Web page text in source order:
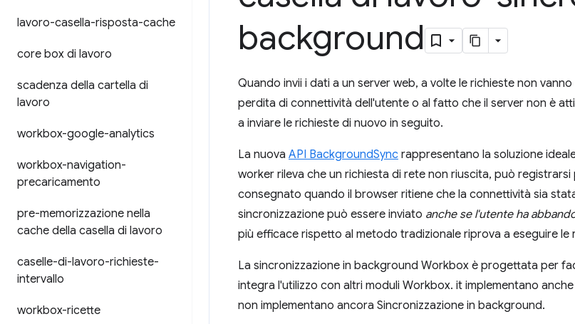
lavoro-casella-risposta-cache
core box di lavoro
scadenza della cartella di
lavoro
workbox-google-analytics
workbox-navigation-
precaricamento
pre-memorizzazione nella
cache della casella di lavoro
caselle-di-lavoro-richieste-
intervallo
workbox-ricette
background
Quando invii i dati a un server web, a volte le richieste non
perdita di connettività dell'utente o al fatto che il server non è
a inviare le richieste di nuovo in seguito.
La nuova API BackgroundSync rappresentano la soluzione
worker rileva che un richiesta di rete non riuscita, può
consegnato quando il browser ritiene che la connettività sia
sincronizzazione può essere inviato anche se l'utente ha
più efficace rispetto al metodo tradizionale riprova a eseguire le
La sincronizzazione in background Workbox è progettata per
integra l'utilizzo con altri moduli Workbox. it implementano
non implementano ancora Sincronizzazione in background.